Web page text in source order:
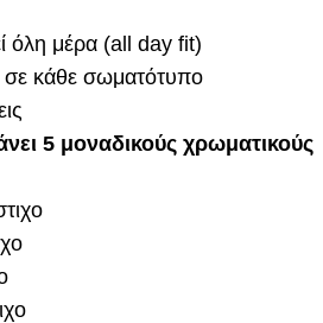
όλη μέρα (all day fit)
σε κάθε σωματότυπο
5 μοναδικούς χρωματικούς